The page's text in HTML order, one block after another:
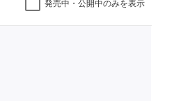
発売中・公開中のみを表示